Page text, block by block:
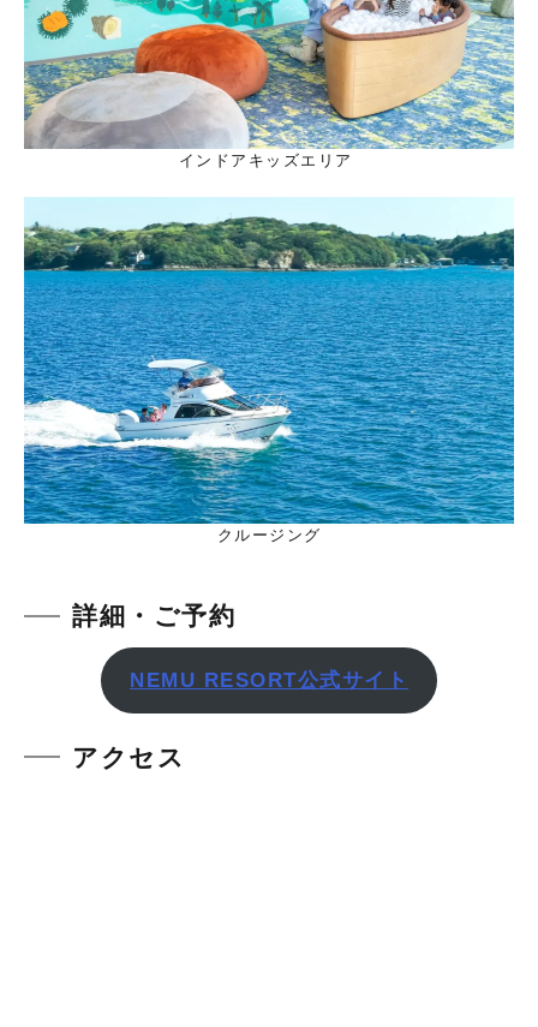
インドアキッズエリア
クルージング
詳細・ご予約
NEMU RESORT公式サイト
アクセス